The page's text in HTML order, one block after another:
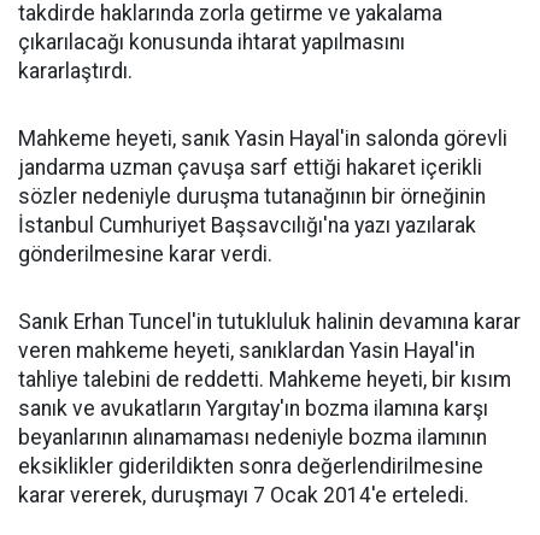
takdirde haklarında zorla getirme ve yakalama
çıkarılacağı konusunda ihtarat yapılmasını
kararlaştırdı.
Mahkeme heyeti, sanık Yasin Hayal'in salonda görevli
jandarma uzman çavuşa sarf ettiği hakaret içerikli
sözler nedeniyle duruşma tutanağının bir örneğinin
İstanbul Cumhuriyet Başsavcılığı'na yazı yazılarak
gönderilmesine karar verdi.
Sanık Erhan Tuncel'in tutukluluk halinin devamına karar
veren mahkeme heyeti, sanıklardan Yasin Hayal'in
tahliye talebini de reddetti. Mahkeme heyeti, bir kısım
sanık ve avukatların Yargıtay'ın bozma ilamına karşı
beyanlarının alınamaması nedeniyle bozma ilamının
eksiklikler giderildikten sonra değerlendirilmesine
karar vererek, duruşmayı 7 Ocak 2014'e erteledi.